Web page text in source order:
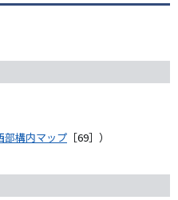
部構内マップ ［69］）